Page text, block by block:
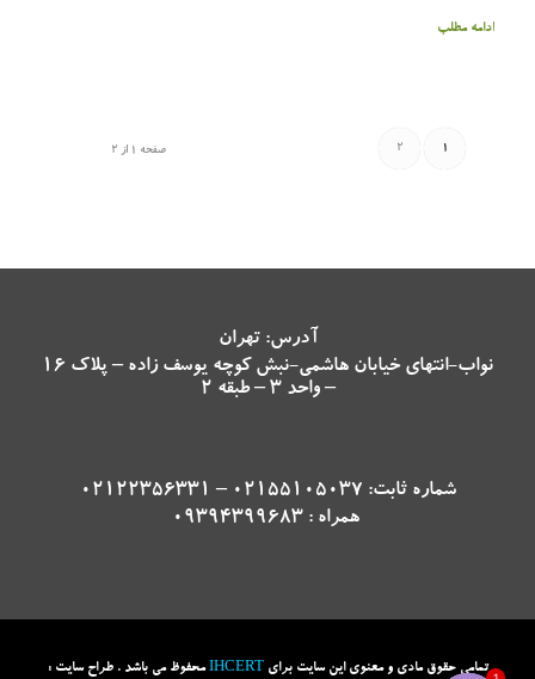
ادامه مطلب
صفحه 1 از 2 1
2
آدرس: تهران
نواب-انتهای خیابان هاشمی-نبش کوچه یوسف زاده – پلاک 16
– واحد 3 – طبقه 2
شماره ثابت: 02155105037 – 02122356331
همراه : 09394399683
تمامی حقوق مادی و معنوی این سایت برای IHCERT محفوظ می باشد . طراح سایت :